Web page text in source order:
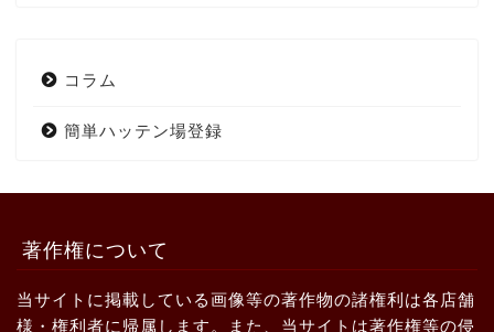
コラム
簡単ハッテン場登録
著作権について
当サイトに掲載している画像等の著作物の諸権利は各店舗
様・権利者に帰属します。また、当サイトは著作権等の侵